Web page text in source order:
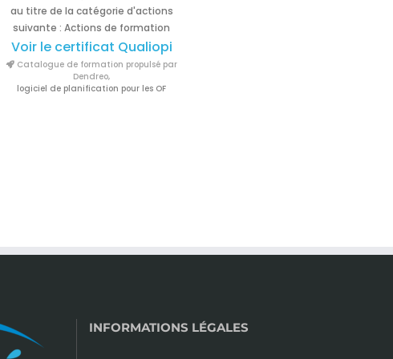
au titre de la catégorie d'actions
suivante : Actions de formation
Voir le certificat Qualiopi
Catalogue de formation propulsé par
Dendreo,
logiciel de planification pour les OF
INFORMATIONS LÉGALES